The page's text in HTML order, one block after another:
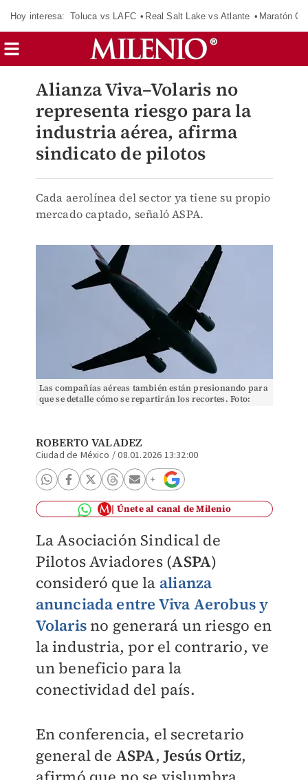
Hoy interesa: Toluca vs LAFC Real Salt Lake vs Atlante Maratón
Alianza Viva–Volaris no
representa riesgo para la
industria aérea, afirma
sindicato de pilotos
Cada aerolínea del sector ya tiene su propio
mercado captado, señaló ASPA.
Las compañías aéreas también están presionando para
que se detalle cómo se repartirán los recortes. Foto:
ROBERTO VALADEZ
Ciudad de México /08.01.2026 13:32:00
Únete al canal de Milenio
La Asociación Sindical de
Pilotos Aviadores (ASPA)
consideró que la alianza
anunciada entre Viva Aerobus y
Volarisno generará un riesgo en
la industria, por el contrario, ve
un beneficio para la
conectividad del país.
En conferencia, el secretario
general de ASPA, Jesús Ortiz,